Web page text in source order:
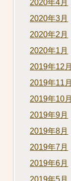
2020年4月
2020年3月
2020年2月
2020年1月
2019年12月
2019年11月
2019年10月
2019年9月
2019年8月
2019年7月
2019年6月
2019年5月